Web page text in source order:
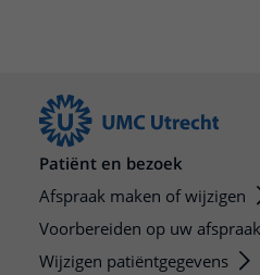
Patiënt en bezoek
Afspraak maken of wijzigen
Voorbereiden op uw afspraak
Wijzigen patiëntgegevens